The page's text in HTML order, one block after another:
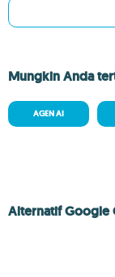
Mungkin Anda
AGEN AI
Alternatif Google